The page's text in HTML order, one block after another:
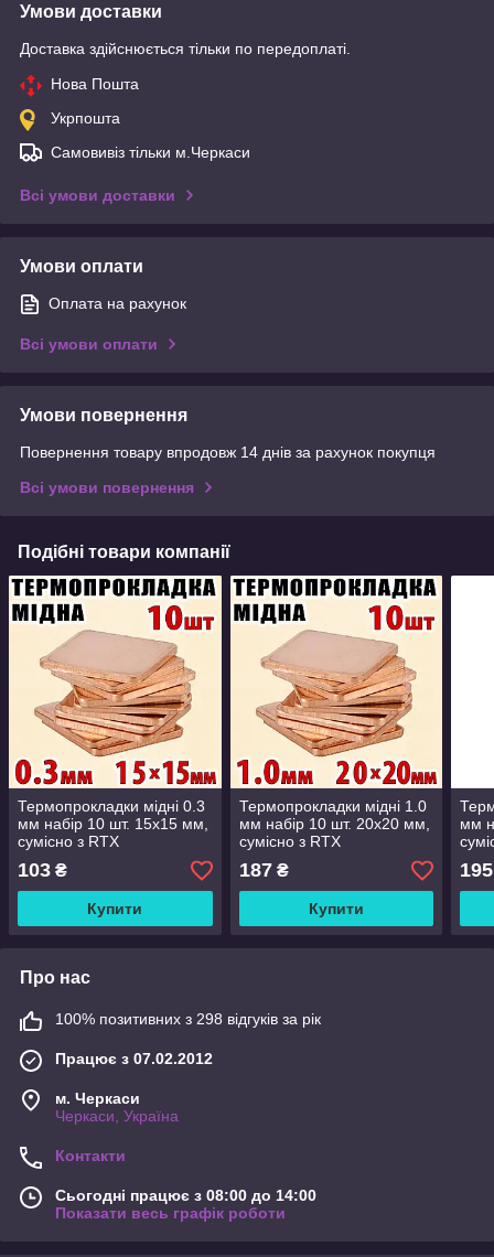
Умови доставки
Доставка здійснюється тільки по передоплаті.
Нова Пошта
Укрпошта
Самовивіз тільки м.Черкаси
Всі умови доставки
Умови оплати
Оплата на рахунок
Всі умови оплати
Умови повернення
Повернення товару впродовж 14 днів за рахунок покупця
Всі умови повернення
Подібні товари компанії
Термопрокладки мідні 0.3
мм набір 10 шт. 15x15 мм,
сумісно з RTX
3080/3090/4090 та
ноутбуками
103 ₴
Купити
Термопрокладки мідні 1.0
мм набір 10 шт. 20x20 мм,
сумісно з RTX
3080/3090/4090 та
ноутбуками
187₴
Купити
мм
195
Про нас
100% позитивних з 298 відгуків за рік
Працює з 07.02.2012
м. Черкаси
Черкаси, Україна
Контакти
Сьогодні працює з 08:00 до 14:00
Показати весь графік роботи